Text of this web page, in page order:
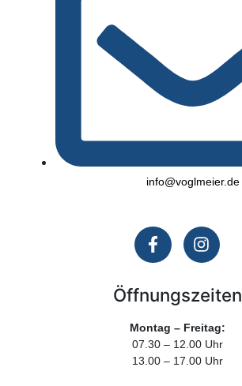
info@voglmeier.de
Öffnungszeiten
Montag – Freitag:
07.30 – 12.00 Uhr
13.00 – 17.00 Uhr